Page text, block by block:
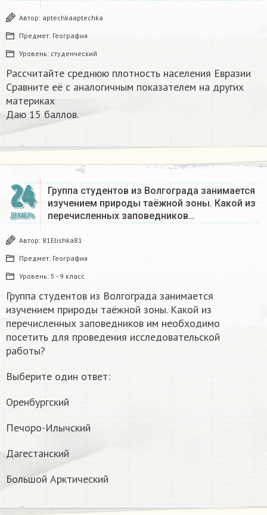
Автор: aptechkaaptechka
Предмет: География
Уровень: студенческий
Рассчитайте среднюю плотность населения Евразии
Сравните её с аналогичным показателем на других
материках​
Даю 15 баллов.
24
ДЕКАБРЬ
Группа студентов из Волгограда занимается
изучением природы таёжной зоны. Какой из
перечисленных заповедников…
Автор: 81Elishka81
Предмет: География
Уровень: 5 - 9 класс
Группа студентов из Волгограда занимается
изучением природы таёжной зоны. Какой из
перечисленных заповедников им необходимо
посетить для проведения исследовательской
работы?
Выберите один ответ:
Оренбургский
Печоро-Илычский
Дагестанский
Большой Арктический